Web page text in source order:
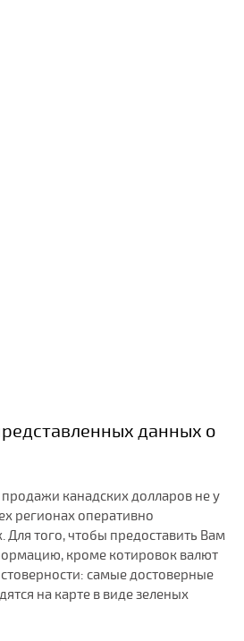
данных о
канадских долларов не у
регионах оперативно
Для того, чтобы предоставить Вам
кроме котировок валют
самые достоверные
на карте в виде зеленых